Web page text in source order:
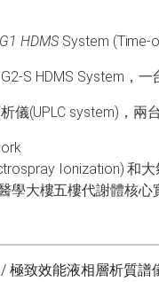
G1 HDMS System (Time-
S HDMS System，一
儀(UPLC system)，兩台
Ionization) 和
學大樓五樓代謝體核心
極致效能液相層析質譜